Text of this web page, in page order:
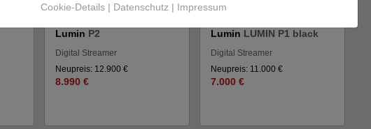
Lumin P2
Digital Streamer
Neupreis: 12.900 €
8.990 €
Lumin LUMIN P1 black
Digital Streamer
Neupreis: 11.000 €
7.000 €
Cookie-Details | Datenschutz | Impressum